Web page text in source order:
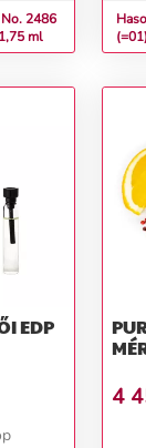
2486
1,75 ml
PURE
4